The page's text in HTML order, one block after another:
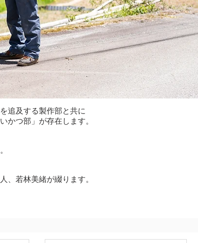
追及する製作部と共に
かつ部」が存在します。
、若林美緒が綴ります。